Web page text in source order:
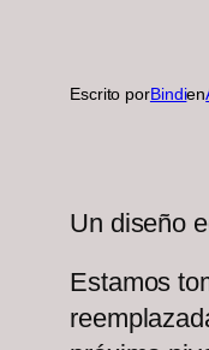
Escrito porBindien
Un diseño
Estamos